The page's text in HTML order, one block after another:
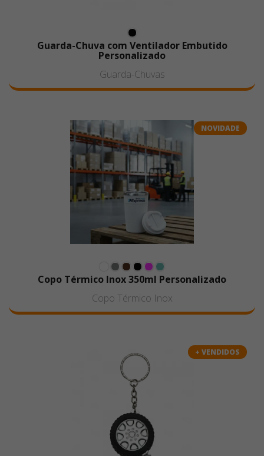
Guarda-Chuva com Ventilador Embutido
Personalizado
Guarda-Chuvas
NOVIDADE
Copo Térmico Inox 350ml Personalizado
Copo Térmico Inox
+ VENDIDOS